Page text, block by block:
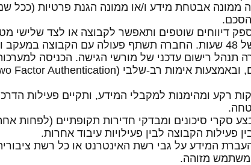
ממונה אבטחת מידע ו/או ממונה הגנת פרטיות (ככל
תספק דיווחים שוטפים ותאפשר לקבוצה או לצד
תנהל רישום עדכני של מורשי הגישה. הכניסה
רקע ומהימנות למקבלי המידע, ותקיים פעילות
פעילות הקבוצה לבין פעילויות עיבוד אחרות.
המידע על גבי רשת האינטרנט או כל רשת
מזוהה.